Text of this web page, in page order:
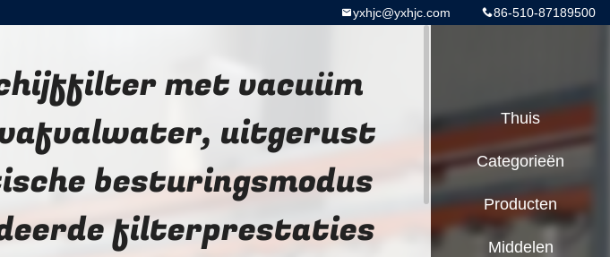
86-510-87189500
yxhjc@yxhjc.com
met vacuüm
uitgerust
besturingsmodus
filterprestaties
Thuis
Categorieën
Producten
Middelen